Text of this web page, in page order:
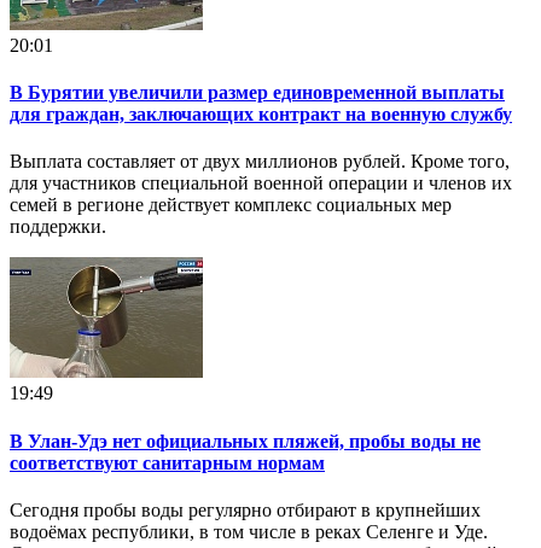
20:01
В Бурятии увеличили размер единовременной выплаты
для граждан, заключающих контракт на военную службу
Выплата составляет от двух миллионов рублей. Кроме того,
для участников специальной военной операции и членов их
семей в регионе действует комплекс социальных мер
поддержки.
19:49
В Улан-Удэ нет официальных пляжей, пробы воды не
соответствуют санитарным нормам
Сегодня пробы воды регулярно отбирают в крупнейших
водоёмах республики, в том числе в реках Селенге и Уде.